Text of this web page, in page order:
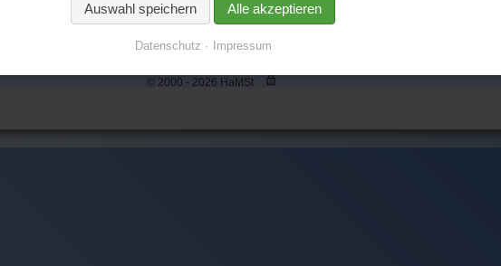
© 2000 - 2026 HaMSt
Auswahl speichern Alle akzeptieren
Datenschutz Impressum